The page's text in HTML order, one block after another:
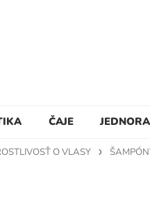
ČAJE
O VLASY